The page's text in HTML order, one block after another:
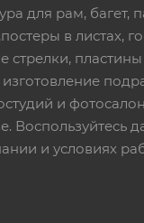
для рам, багет,
в листах,
стрелки,
и
Воспользуйтесь
и условиях